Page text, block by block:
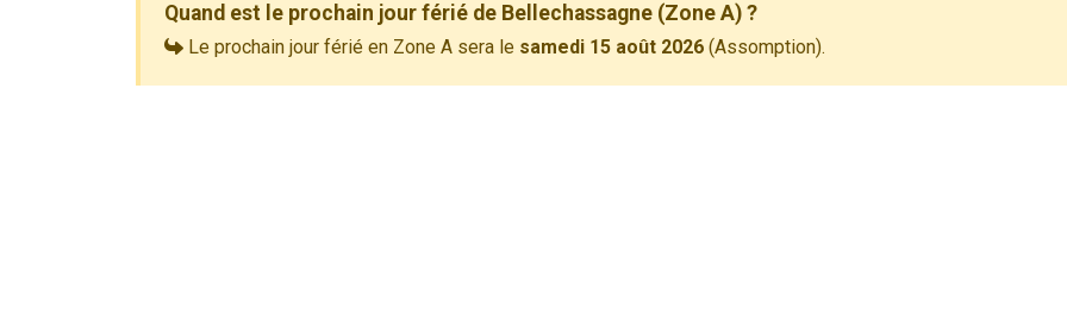
Quand est le prochain jour férié de Bellechassagne (Zone A) ?
Le prochain jour férié en Zone A sera le samedi 15 août 2026 (Assomption).